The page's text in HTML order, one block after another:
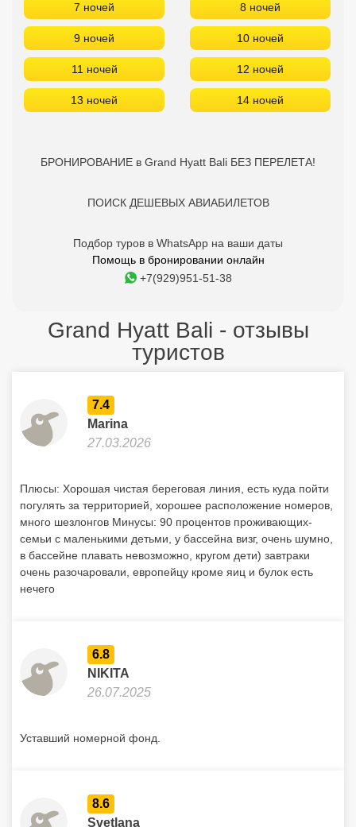
7 ночей 8 ночей
9 ночей 10 ночей
11 ночей 12 ночей
13 ночей 14 ночей
БРОНИРОВАНИЕ в Grand Hyatt Bali БЕЗ ПЕРЕЛЕТА!
ПОИСК ДЕШЕВЫХ АВИАБИЛЕТОВ
Подбор туров в WhatsApp на ваши даты
Помощь в бронировании онлайн
+7(929)951-51-38
Grand Hyatt Bali - отзывы
туристов
7.4
Marina
27.03.2026
Плюсы: Хорошая чистая береговая линия, есть куда пойти
погулять за территорией, хорошее расположение номеров,
много шезлонгов Минусы: 90 процентов проживающих-
семьи с маленькими детьми, у бассейна визг, очень шумно,
в бассейне плавать невозможно, кругом дети) завтраки
очень разочаровали, европейцу кроме яиц и булок есть
нечего
6.8
NIKITA
26.07.2025
Уставший номерной фонд.
8.6
Svetlana
Сетевые отели Мальдив
Сетевые отели Бали
Сетевые отели Сейшел
Сетевые отели Маврикия